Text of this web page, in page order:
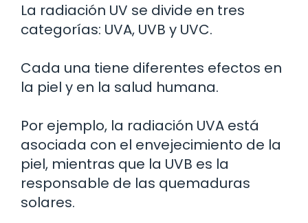
La radiación UV se divide en tres
categorías: UVA, UVB y UVC.
Cada una tiene diferentes efectos en
la piel y en la salud humana.
Por ejemplo, la radiación UVA está
asociada con el envejecimiento de la
piel, mientras que la UVB es la
responsable de las quemaduras
solares.